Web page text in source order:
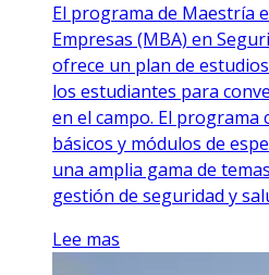
El programa de Maestría
Empresas (MBA) en
ofrece un plan de
los estudiantes para
en el campo. El programa
básicos y módulos de
una amplia gama de
gestión de seguridad y
Lee mas